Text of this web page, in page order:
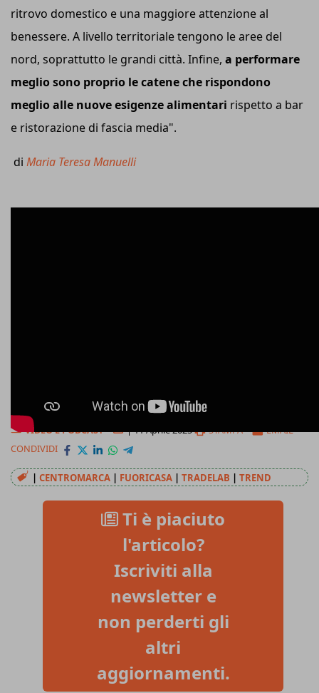
ritrovo domestico e una maggiore attenzione al
benessere. A livello territoriale tengono le aree del
nord, soprattutto le grandi città. Infine, a performare
meglio sono proprio le catene che rispondono
meglio alle nuove esigenze alimentari rispetto a bar
e ristorazione di fascia media".
di Maria Teresa Manuelli
VIDEO E PODCAST |11 Aprile 2025 STAMPA
EMAIL
CONDIVIDI
CENTROMARCA FUORICASA TRADELAB TREND
Ti è piaciuto
l'articolo?
Iscriviti alla
newsletter e
non perderti gli
altri
aggiornamenti.